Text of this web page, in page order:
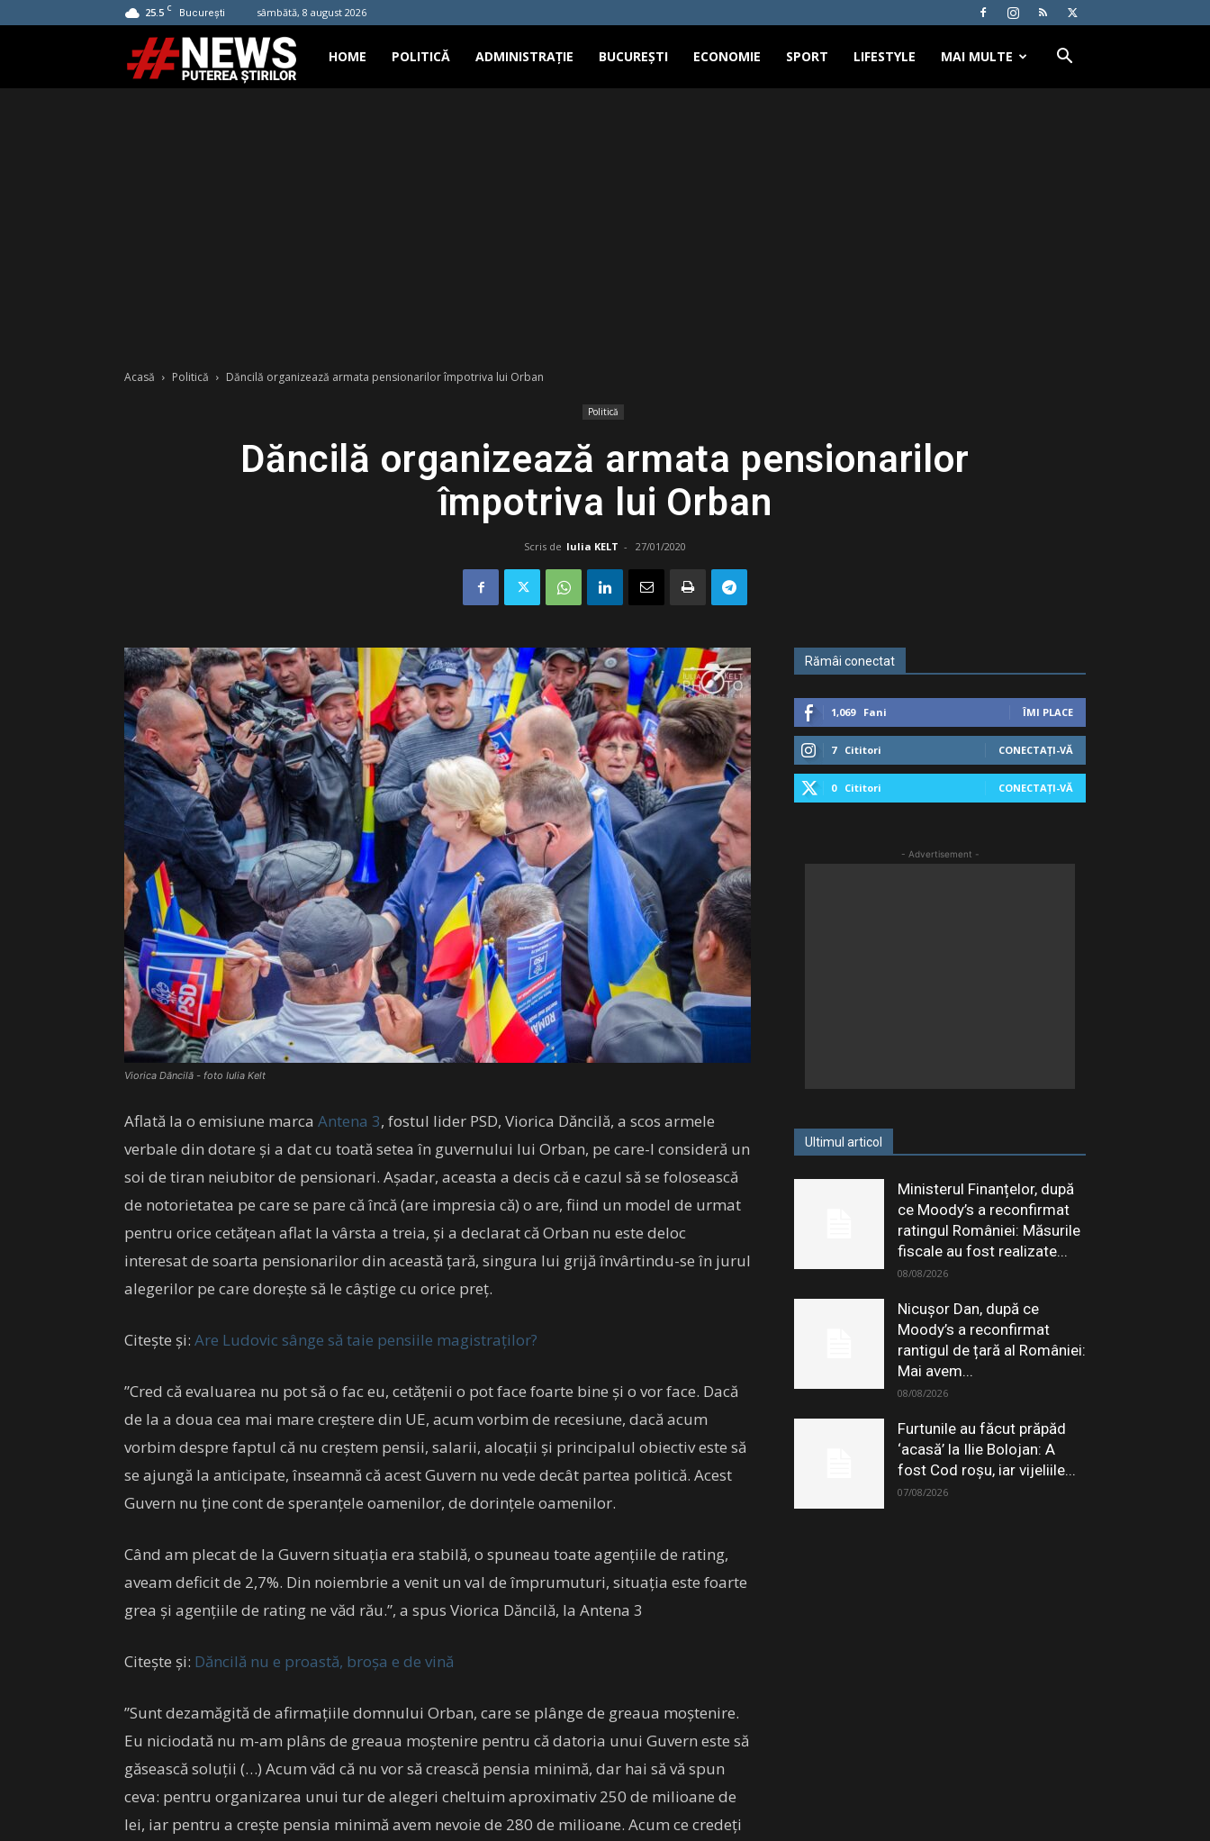
25.5 C București sâmbătă, 8 august 2026
Hashtag
HOME POLITICĂ ADMINISTRAȚIE BUCUREȘTI ECONOMIE SPORT LIFESTYLE MAI MULTE
Acasă Politică Dăncilă organizează armata pensionarilor împotriva lui Orban
Politică
Dăncilă organizează armata pensionarilor
împotriva lui Orban
Scris de Iulia KELT - 27/01/2020
Viorica Dăncilă - foto Iulia Kelt
Aflată la o emisiune marca Antena 3, fostul lider PSD, Viorica Dăncilă, a scos armele
verbale din dotare și a dat cu toată setea în guvernului lui Orban, pe care-l consideră un
soi de tiran neiubitor de pensionari. Așadar, aceasta a decis că e cazul să se folosească
de notorietatea pe care se pare că încă (are impresia că) o are, fiind un model de urmat
pentru orice cetățean aflat la vârsta a treia, și a declarat că Orban nu este deloc
interesat de soarta pensionarilor din această țară, singura lui grijă învârtindu-se în jurul
alegerilor pe care dorește să le câștige cu orice preț.
Citește și: Are Ludovic sânge să taie pensiile magistraților?
”Cred că evaluarea nu pot să o fac eu, cetățenii o pot face foarte bine și o vor face. Dacă
de la a doua cea mai mare creștere din UE, acum vorbim de recesiune, dacă acum
vorbim despre faptul că nu creștem pensii, salarii, alocații și principalul obiectiv este să
se ajungă la anticipate, înseamnă că acest Guvern nu vede decât partea politică. Acest
Guvern nu ține cont de speranțele oamenilor, de dorințele oamenilor.
Când am plecat de la Guvern situația era stabilă, o spuneau toate agențiile de rating,
aveam deficit de 2,7%. Din noiembrie a venit un val de împrumuturi, situația este foarte
grea și agențiile de rating ne văd rău.”, a spus Viorica Dăncilă, la Antena 3
Citește și: Dăncilă nu e proastă, broșa e de vină
”Sunt dezamăgită de afirmațiile domnului Orban, care se plânge de greaua moștenire.
Eu niciodată nu m-am plâns de greaua moștenire pentru că datoria unui Guvern este să
găsească soluții (…) Acum văd că nu vor să crească pensia minimă, dar hai să vă spun
ceva: pentru organizarea unui tur de alegeri cheltuim aproximativ 250 de milioane de
lei, iar pentru a crește pensia minimă avem nevoie de 280 de milioane. Acum ce credeți
Rămâi conectat
1,069 Fani ÎMI PLACE
7 Cititori CONECTAȚI-VĂ
0 Cititori CONECTAȚI-VĂ
- Advertisement -
Ultimul articol
Ministerul Finanțelor, după
ce Moody’s a reconfirmat
ratingul României: Măsurile
fiscale au fost realizate...
08/08/2026
Nicușor Dan, după ce
Moody’s a reconfirmat
rantigul de țară al României:
Mai avem...
08/08/2026
Furtunile au făcut prăpăd
‘acasă’ la Ilie Bolojan: A
fost Cod roșu, iar vijeliile...
07/08/2026